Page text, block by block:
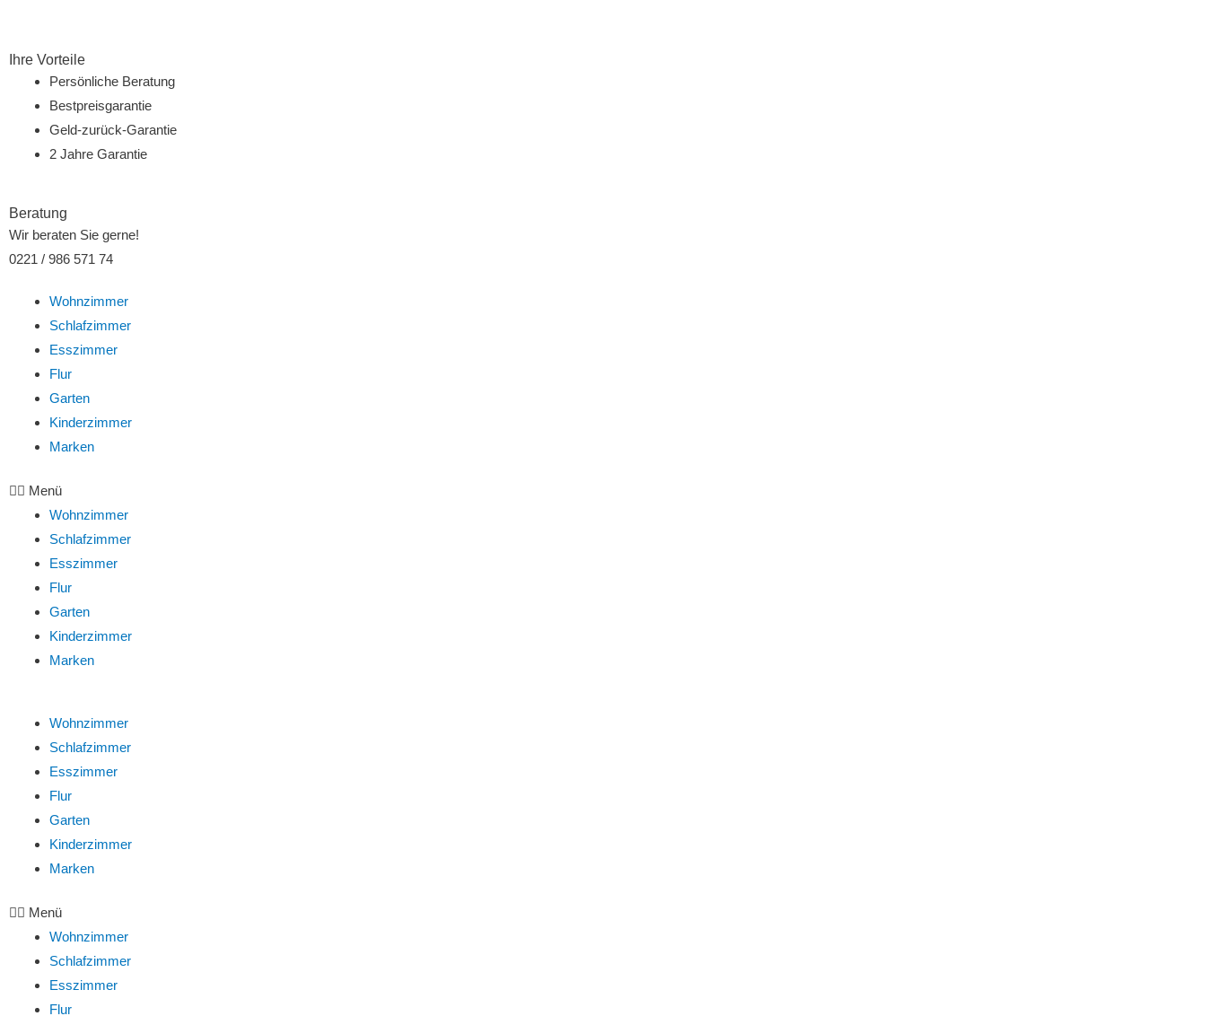
springen
Ihre Vorteile
Persönliche Beratung
Bestpreisgarantie
Geld-zurück-Garantie
2 Jahre Garantie
Beratung
Wir beraten Sie gerne!
0221 / 986 571 74
Wohnzimmer
Schlafzimmer
Esszimmer
Flur
Garten
Kinderzimmer
Marken
Menü
Wohnzimmer
Schlafzimmer
Esszimmer
Flur
Garten
Kinderzimmer
Marken
Wohnzimmer
Schlafzimmer
Esszimmer
Flur
Garten
Kinderzimmer
Marken
Menü
Wohnzimmer
Schlafzimmer
Esszimmer
Flur